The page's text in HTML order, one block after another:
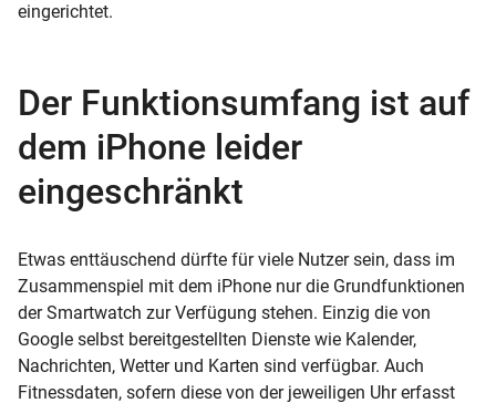
eingerichtet.
Der Funktionsumfang ist auf
dem iPhone leider
eingeschränkt
Etwas enttäuschend dürfte für viele Nutzer sein, dass im
Zusammenspiel mit dem iPhone nur die Grundfunktionen
der Smartwatch zur Verfügung stehen. Einzig die von
Google selbst bereitgestellten Dienste wie Kalender,
Nachrichten, Wetter und Karten sind verfügbar. Auch
Fitnessdaten, sofern diese von der jeweiligen Uhr erfasst